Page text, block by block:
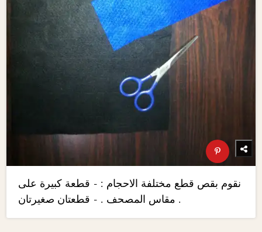
نقوم بقص قطع مختلفة الاحجام : - قطعة كبيرة على
مقاس المصحف . - قطعتان صغيرتان .